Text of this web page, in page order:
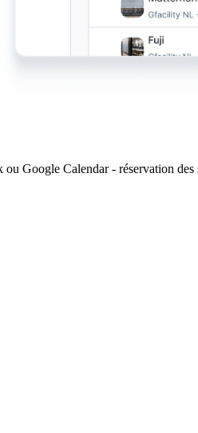
Google Calendar - réservation